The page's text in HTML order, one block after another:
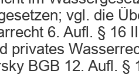
vgl. die
6. Aufl. § 16
privates
BGB 12. Aufl. §